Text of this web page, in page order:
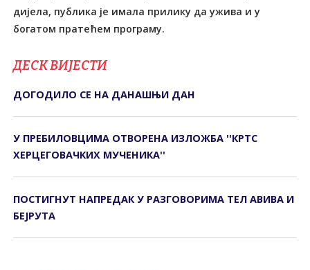
дијела, публика је имала прилику да ужива и у
богатом пратећем програму.
ДЕСК ВИЈЕСТИ
ДОГОДИЛО СЕ НА ДАНАШЊИ ДАН
У ПРЕБИЛОВЦИМА ОTВОРЕНА ИЗЛОЖБА ''КРTС
ХЕРЦЕГОВАЧКИХ МУЧЕНИКА''
ПОСТИГНУТ НАПРЕДАК У РАЗГОВОРИМА ТЕЛ АВИВА И
БЕЈРУТА